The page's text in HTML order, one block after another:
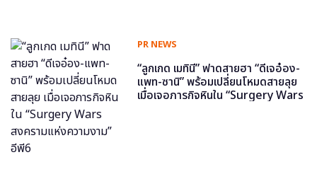
PR NEWS
“ลูกเกด เมทินี” ฟาดสายฮา “ดีเจอ๋อง-
แพท-ซานิ” พร้อมเปลี่ยนโหมดสายลุย
เมื่อเจอภารกิจหินใน “Surgery Wars